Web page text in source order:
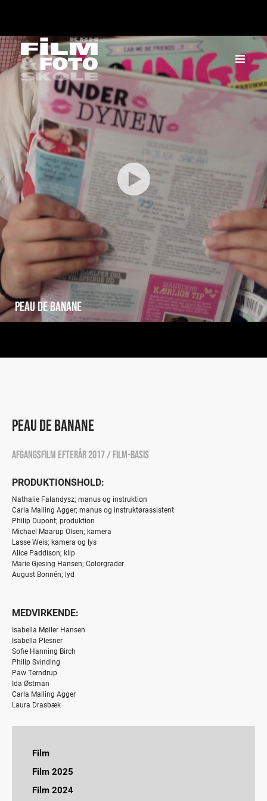
PEAU DE BANANE
PEAU DE BANANE
afgangsfilm efterår 2017 / film-basis
PRODUKTIONSHOLD:
Nathalie Falandysz; manus og instruktion
Carla Malling Agger; manus og instruktørassistent
Philip Dupont; produktion
Michael Maarup Olsen; kamera
Lasse Weis; kamera og lys
Alice Paddison; klip
Marie Gjesing Hansen; Colorgrader
August Bonnén; lyd
MEDVIRKENDE:
Isabella Møller Hansen
Isabella Plesner
Sofie Hanning Birch
Philip Svinding
Paw Terndrup
Ida Østman
Carla Malling Agger
Laura Drasbæk
Film
En som Lars
Vildvej
Film 2025
Jeg håber dagen aldrig ender
Film 2024